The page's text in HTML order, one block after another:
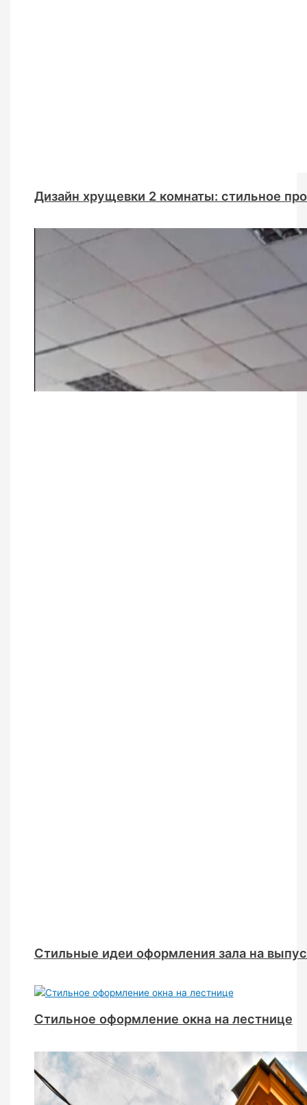
Дизайн хрущевки 2 комнаты: стильное
Стильные идеи оформления зала на
Стильное оформление окна на лестнице